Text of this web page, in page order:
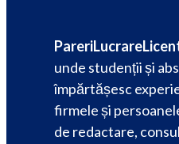
unde studenții și
împărtășesc
firmele și
de redactare,